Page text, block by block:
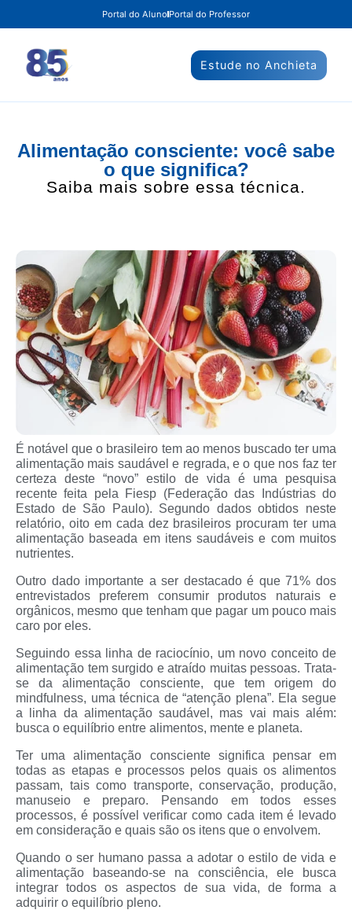
Portal do Aluno Portal do Professor
Estude no Anchieta
Alimentação consciente: você sabe
o que significa?
Saiba mais sobre essa técnica.
É notável que o brasileiro tem ao menos buscado ter uma
alimentação mais saudável e regrada, e o que nos faz ter
certeza deste “novo” estilo de vida é uma pesquisa
recente feita pela Fiesp (Federação das Indústrias do
Estado de São Paulo). Segundo dados obtidos neste
relatório, oito em cada dez brasileiros procuram ter uma
alimentação baseada em itens saudáveis e com muitos
nutrientes.
Outro dado importante a ser destacado é que 71% dos
entrevistados preferem consumir produtos naturais e
orgânicos, mesmo que tenham que pagar um pouco mais
caro por eles.
Seguindo essa linha de raciocínio, um novo conceito de
alimentação tem surgido e atraído muitas pessoas. Trata-
se da alimentação consciente, que tem origem do
mindfulness, uma técnica de “atenção plena”. Ela segue
a linha da alimentação saudável, mas vai mais além:
busca o equilíbrio entre alimentos, mente e planeta.
Ter uma alimentação consciente significa pensar em
todas as etapas e processos pelos quais os alimentos
passam, tais como transporte, conservação, produção,
manuseio e preparo. Pensando em todos esses
processos, é possível verificar como cada item é levado
em consideração e quais são os itens que o envolvem.
Quando o ser humano passa a adotar o estilo de vida e
alimentação baseando-se na consciência, ele busca
integrar todos os aspectos de sua vida, de forma a
adquirir o equilíbrio pleno.